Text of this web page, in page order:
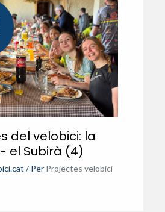
del velobici: la
el Subirà (4)
/ Per Projectes velobici